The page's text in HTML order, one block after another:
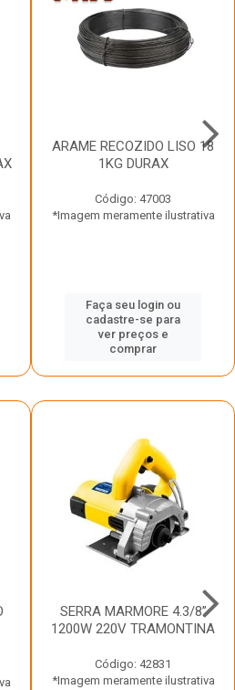
ARAME RECOZIDO LISO 18
1KG DURAX
Código: 47003
*Imagem meramente ilustrativa
Faça seu login ou
cadastre-se para
ver preços e
comprar
SERRA MARMORE 4.3/8”
1200W 220V TRAMONTINA
Código: 42831
*Imagem meramente ilustrativa